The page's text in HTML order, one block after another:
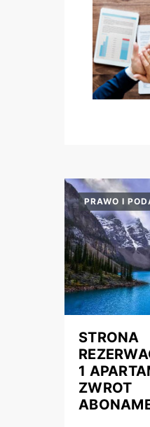
PRAWO I
STRONA
1
ZWROT